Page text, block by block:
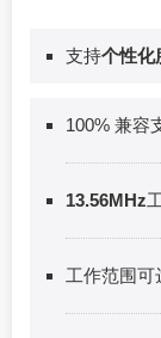
支持个性化
100% 兼容
13.56MHz
工作范围可